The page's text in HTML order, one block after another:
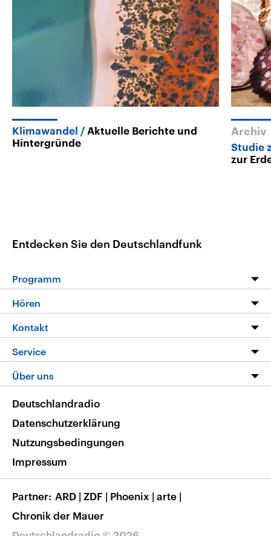
Klimawandel
Aktuelle Berichte und
Hintergründe
Archiv
Studie
zur
Entdecken Sie den Deutschlandfunk
Programm
Programm
Die Nachrichten
Nachrichtenleicht
Neue Beiträge auf dlf.de
Hören
Livestream
Podcasts
Deutschlandfunk App
Nachrichten App
Frequenzen
Kontakt
Hörerservice
Service
FAQ
Veranstaltungen
Musikliste
RSS
Über uns
Barrierefreiheit
Deutschlandradio
Datenschutzerklärung
Nutzungsbedingungen
Impressum
Partner ARD | ZDF | Phoenix | arte |
Chronik der Mauer